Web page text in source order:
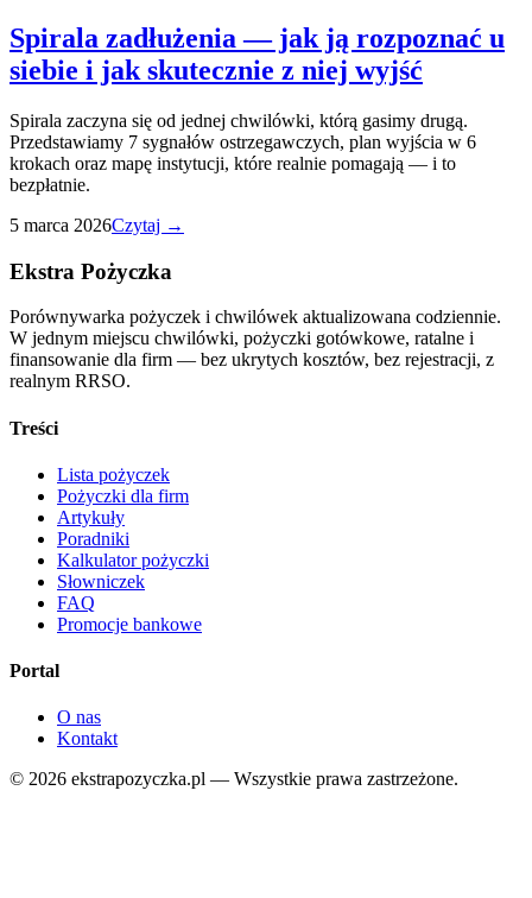
Spirala zadłużenia — jak ją rozpoznać u
siebie i jak skutecznie z niej wyjść
Spirala zaczyna się od jednej chwilówki, którą gasimy drugą.
Przedstawiamy 7 sygnałów ostrzegawczych, plan wyjścia w 6
krokach oraz mapę instytucji, które realnie pomagają — i to
bezpłatnie.
5 marca 2026Czytaj →
Ekstra Pożyczka
Porównywarka pożyczek i chwilówek aktualizowana codziennie.
W jednym miejscu chwilówki, pożyczki gotówkowe, ratalne i
finansowanie dla firm — bez ukrytych kosztów, bez rejestracji, z
realnym RRSO.
Treści
Lista pożyczek
Pożyczki dla firm
Artykuły
Poradniki
Kalkulator pożyczki
Słowniczek
FAQ
Promocje bankowe
Portal
O nas
Kontakt
© 2026 ekstrapozyczka.pl — Wszystkie prawa zastrzeżone.